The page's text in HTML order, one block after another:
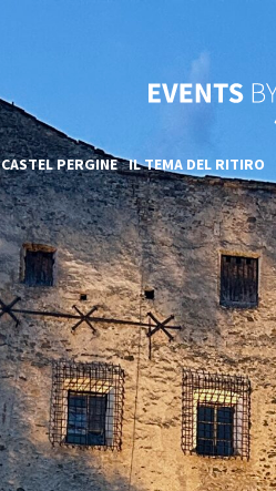
CASTEL PERGINE IL TEMA DEL RITIRO